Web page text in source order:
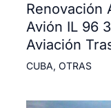
Renovación
Avión IL 96
Aviación
CUBA, OTRAS